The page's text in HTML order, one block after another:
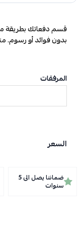
بدون فوائد أو رسوم.
المرفقات
السعر
ضماننا يصل الى 5
سنوات